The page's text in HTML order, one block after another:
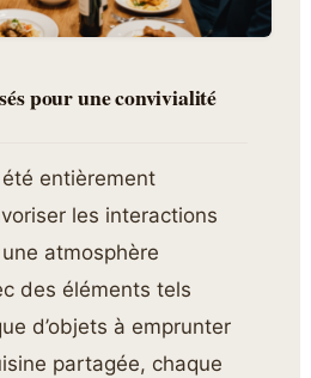
pour une convivialité
entièrement
les interactions
atmosphère
des éléments tels
d’objets à emprunter
partagée, chaque